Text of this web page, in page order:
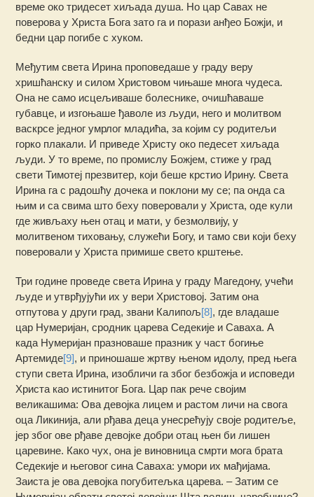
време око тридесет хиљада душа. Но цар Савах не
поверова у Христа Бога зато га и порази анђео Божји, и
бедни цар погибе с хуком.
Међутим света Ирина проповедаше у граду веру
хришћанску и силом Христовом чињаше многа чудеса.
Она не само исцељиваше болеснике, очишћаваше
губавце, и изгоњаше ђаволе из људи, него и молитвом
васкрсе једног умрлог младића, за којим су родитељи
горко плакали. И приведе Христу око педесет хиљада
људи. У то време, по промислу Божјем, стиже у град
свети Тимотеј презвитер, који беше крстио Ирину. Света
Ирина га с радошћу дочека и поклони му се; па онда са
њим и са свима што беху поверовали у Христа, оде кули
где живљаху њен отац и мати, у безмолвију, у
молитвеном тиховању, служећи Богу, и тамо сви који беху
поверовали у Христа примише свето крштење.
Три године проведе света Ирина у граду Магедону, учећи
људе и утврђујући их у вери Христовој. Затим она
отпутова у други град, звани Калипољ[8], где владаше
цар Нумеријан, сродник царева Седекије и Саваха. А
када Нумеријан празноваше празник у част богиње
Артемиде[9], и приношаше жртву њеном идолу, пред њега
ступи света Ирина, изобличи га због безбожја и исповеди
Христа као истинитог Бога. Цар пак рече својим
великашима: Ова девојка лицем и растом личи на свога
оца Ликинија, али рђава деца унесрећују своје родитеље,
јер због ове рђаве девојке добри отац њен би лишен
царевине. Како чух, она је виновница смрти мога брата
Седекије и његовог сина Саваха: умори их мађијама.
Заиста је ова девојка погубитељка царева. – Затим се